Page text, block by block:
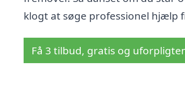
klogt at søge professionel hjælp
Få 3 tilbud, gratis og